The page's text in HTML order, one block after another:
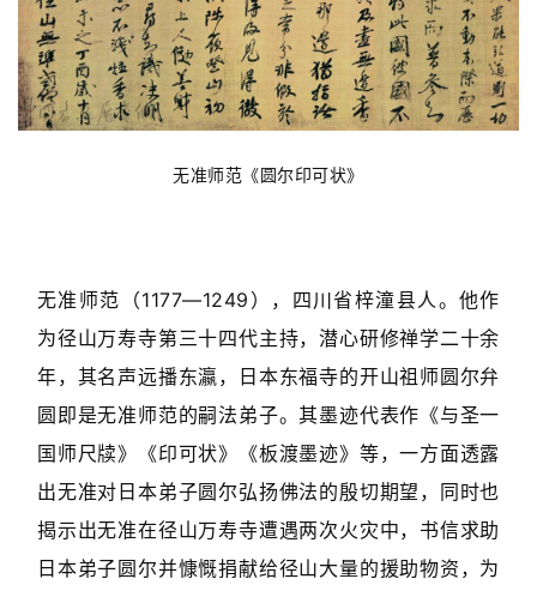
无准师范《圆尔印可状》
无准师范（1177—1249），四川省梓潼县人。他作
为径山万寿寺第三十四代主持，潜心研修禅学二十余
年，其名声远播东瀛，日本东福寺的开山祖师圆尔弁
圆即是无准师范的嗣法弟子。其墨迹代表作《与圣一
国师尺牍》《印可状》《板渡墨迹》等，一方面透露
出无准对日本弟子圆尔弘扬佛法的殷切期望，同时也
揭示出无准在径山万寿寺遭遇两次火灾中，书信求助
日本弟子圆尔并慷慨捐献给径山大量的援助物资，为